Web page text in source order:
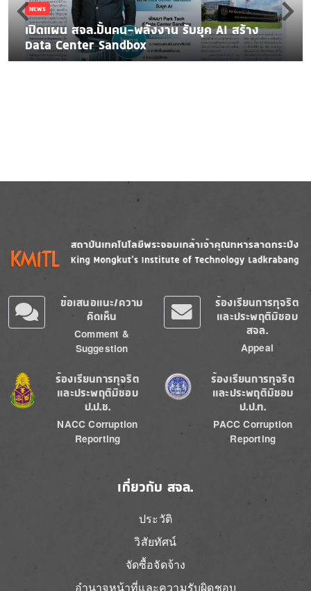
NEWS
เปิดแผน สจล.ปั้นคน-พลังงาน รับยุค AI สร้าง
Data Center Sandbox
Image
ข้อเสนอแนะ/ความ
คิดเห็น
Comment &
Suggestion
ร้องเรียนการทุจริต
และประพฤติมิชอบ
สจล.
Appeal
Image
ร้องเรียนการทุจริต
และประพฤติมิชอบ
ป.ป.ช.
NACC Corruption
Reporting
Image
ร้องเรียนการทุจริต
และประพฤติมิชอบ
ป.ป.ท.
PACC Corruption
Reporting
เกี่ยวกับ สจล.
ประวัติ
วิสัยทัศน์
จัดซื้อจัดจ้าง
อำนาจหน้าที่และความรับผิดชอบ